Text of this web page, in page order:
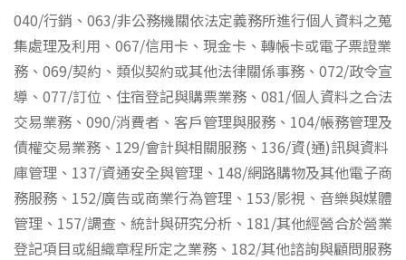
040/行銷、063/非公務機關依法定義務所進行個人資料之蒐
集處理及利用、067/信用卡、現金卡、轉帳卡或電子票證業
務、069/契約、類似契約或其他法律關係事務、072/政令宣
導、077/訂位、住宿登記與購票業務、081/個人資料之合法
交易業務、090/消費者、客戶管理與服務、104/帳務管理及
債權交易業務、129/會計與相關服務、136/資(通)訊與資料
庫管理、137/資通安全與管理、148/網路購物及其他電子商
務服務、152/廣告或商業行為管理、153/影視、音樂與媒體
管理、157/調查、統計與研究分析、181/其他經營合於營業
登記項目或組織章程所定之業務、182/其他諮詢與顧問服務